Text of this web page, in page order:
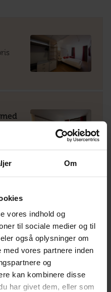
Om
vores indhold og
til sociale medier og til
også oplysninger om
vores partnere inden
og
kan kombinere disse
har givet dem, eller som